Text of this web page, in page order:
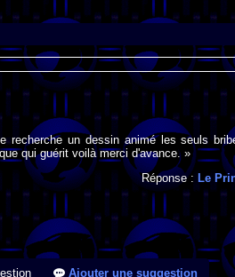
recherche un dessin animé les seuls
qui guérit voilà merci d'avance. »
Réponse : Le
Ajouter une suggestion